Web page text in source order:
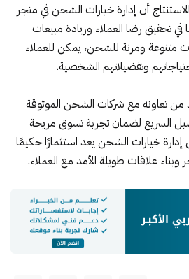
أن إدارة خيارات الشحن في متجر
تحقيق رضا العملاء وزيادة مبيعات
متنوعة ومرنة للشحن، يمكن للعملاء
وتفضيلاتهم الشخصية.
من تعاونه مع شركات الشحن الموثوقة
السريع لضمان تجربة تسوق مريحة
إدارة خيارات الشحن يعد استثمارًا حكيمًا
وبناء علاقات طويلة الأمد مع العملاء.